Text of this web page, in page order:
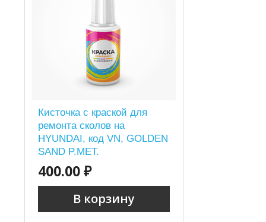
Кисточка с краской для
ремонта сколов на
HYUNDAI, код VN, GOLDEN
SAND P.MET.
400.00 ₽
В корзину